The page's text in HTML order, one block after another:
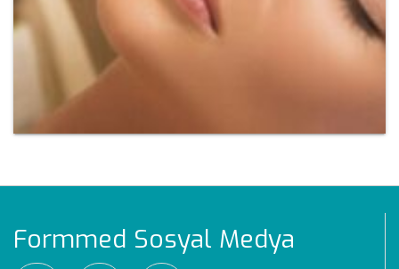
Formmed Sosyal Medya